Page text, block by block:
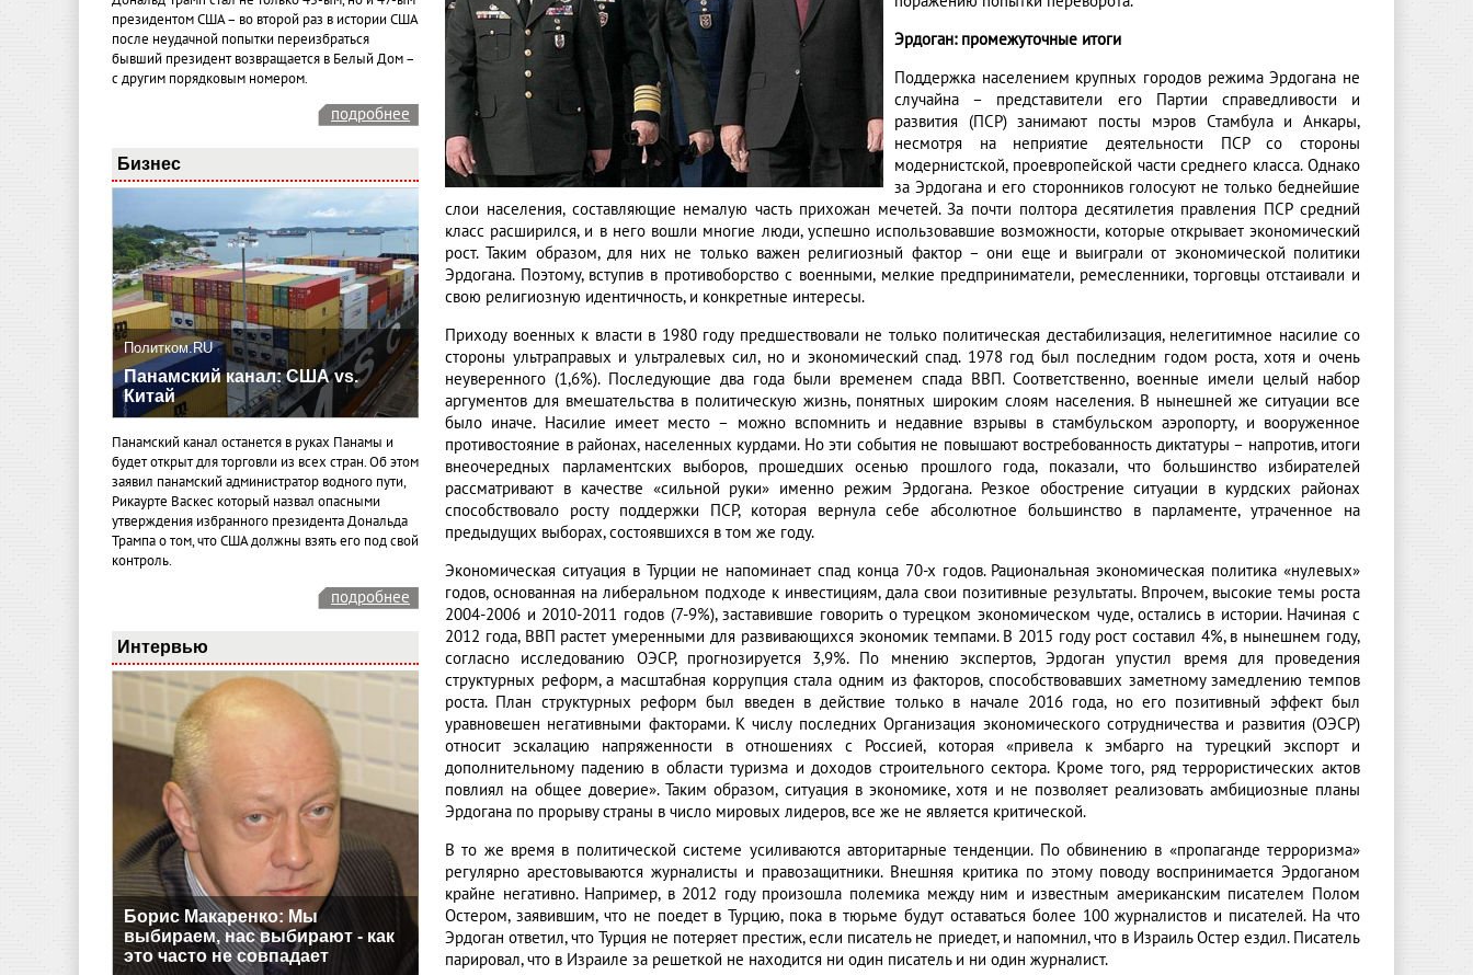
президентом США – во второй раз в истории США
после неудачной попытки переизбраться
бывший президент возвращается в Белый Дом –
с другим порядковым номером.
подробнее
Бизнес
Политком.RU
Панамский канал: США vs.
Китай
Панамский канал останется в руках Панамы и
будет открыт для торговли из всех стран. Об этом
заявил панамский администратор водного пути,
Рикаурте Васкес который назвал опасными
утверждения избранного президента Дональда
Трампа о том, что США должны взять его под свой
контроль.
подробнее
Интервью
Борис Макаренко: Мы
выбираем, нас выбирают - как
это часто не совпадает
Эрдоган: промежуточные итоги
Поддержка населением крупных городов режима Эрдогана не
случайна – представители его Партии справедливости и
развития (ПСР) занимают посты мэров Стамбула и Анкары,
несмотря на неприятие деятельности ПСР со стороны
модернистской, проевропейской части среднего класса. Однако
за Эрдогана и его сторонников голосуют не только беднейшие
слои населения, составляющие немалую часть прихожан мечетей. За почти полтора десятилетия правления ПСР средний
класс расширился, и в него вошли многие люди, успешно использовавшие возможности, которые открывает экономический
рост. Таким образом, для них не только важен религиозный фактор – они еще и выиграли от экономической политики
Эрдогана. Поэтому, вступив в противоборство с военными, мелкие предприниматели, ремесленники, торговцы отстаивали и
свою религиозную идентичность, и конкретные интересы.
Приходу военных к власти в 1980 году предшествовали не только политическая дестабилизация, нелегитимное насилие со
стороны ультраправых и ультралевых сил, но и экономический спад. 1978 год был последним годом роста, хотя и очень
неуверенного (1,6%). Последующие два года были временем спада ВВП. Соответственно, военные имели целый набор
аргументов для вмешательства в политическую жизнь, понятных широким слоям населения. В нынешней же ситуации все
было иначе. Насилие имеет место – можно вспомнить и недавние взрывы в стамбульском аэропорту, и вооруженное
противостояние в районах, населенных курдами. Но эти события не повышают востребованность диктатуры – напротив, итоги
внеочередных парламентских выборов, прошедших осенью прошлого года, показали, что большинство избирателей
рассматривают в качестве «сильной руки» именно режим Эрдогана. Резкое обострение ситуации в курдских районах
способствовало росту поддержки ПСР, которая вернула себе абсолютное большинство в парламенте, утраченное на
предыдущих выборах, состоявшихся в том же году.
Экономическая ситуация в Турции не напоминает спад конца 70-х годов. Рациональная экономическая политика «нулевых»
годов, основанная на либеральном подходе к инвестициям, дала свои позитивные результаты. Впрочем, высокие темы роста
2004-2006 и 2010-2011 годов (7-9%), заставившие говорить о турецком экономическом чуде, остались в истории. Начиная с
2012 года, ВВП растет умеренными для развивающихся экономик темпами. В 2015 году рост составил 4%, в нынешнем году,
согласно исследованию ОЭСР, прогнозируется 3,9%. По мнению экспертов, Эрдоган упустил время для проведения
структурных реформ, а масштабная коррупция стала одним из факторов, способствовавших заметному замедлению темпов
роста. План структурных реформ был введен в действие только в начале 2016 года, но его позитивный эффект был
уравновешен негативными факторами. К числу последних Организация экономического сотрудничества и развития (ОЭСР)
относит эскалацию напряженности в отношениях с Россией, которая «привела к эмбарго на турецкий экспорт и
дополнительному падению в области туризма и доходов строительного сектора. Кроме того, ряд террористических актов
повлиял на общее доверие». Таким образом, ситуация в экономике, хотя и не позволяет реализовать амбициозные планы
Эрдогана по прорыву страны в число мировых лидеров, все же не является критической.
В то же время в политической системе усиливаются авторитарные тенденции. По обвинению в «пропаганде терроризма»
регулярно арестовываются журналисты и правозащитники. Внешняя критика по этому поводу воспринимается Эрдоганом
крайне негативно. Например, в 2012 году произошла полемика между ним и известным американским писателем Полом
Остером, заявившим, что не поедет в Турцию, пока в тюрьме будут оставаться более 100 журналистов и писателей. На что
Эрдоган ответил, что Турция не потеряет престиж, если писатель не приедет, и напомнил, что в Израиль Остер ездил. Писатель
парировал, что в Израиле за решеткой не находится ни один писатель и ни один журналист.